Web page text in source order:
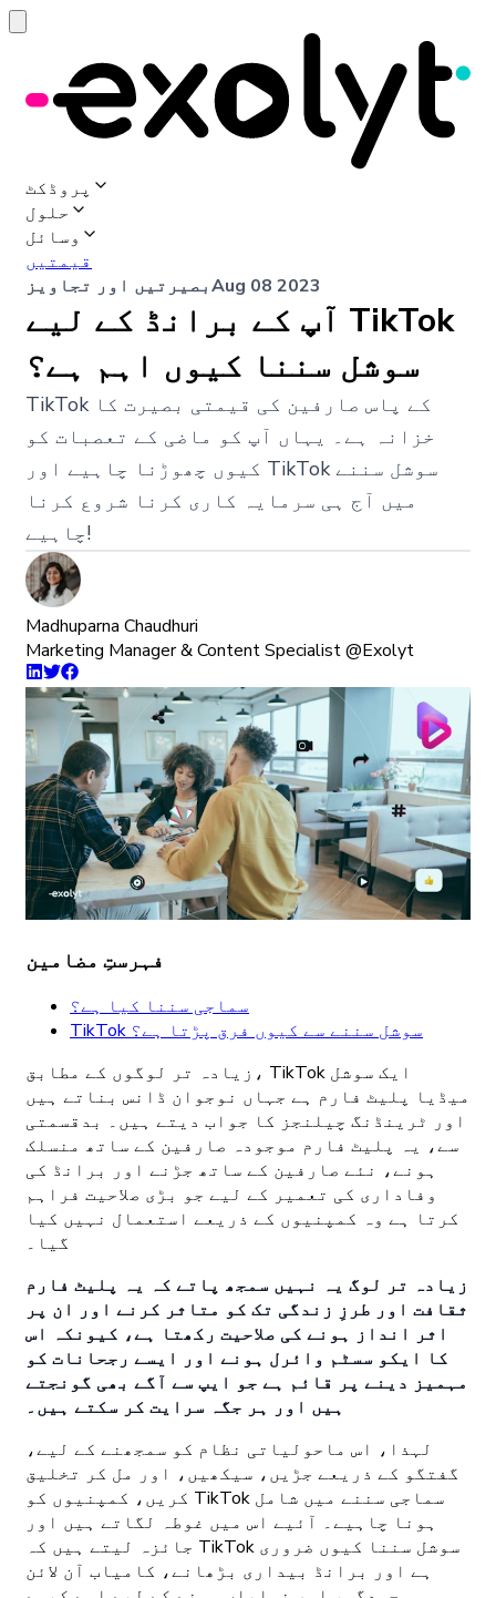
پروڈکٹ
حلول
وسائل
قیمتیں
بصیرتیں اور تجاویزAug 08 2023
آپ کے برانڈ کے لیے TikTok
سوشل سننا کیوں اہم ہے؟
TikTok کے پاس صارفین کی قیمتی بصیرت کا
خزانہ ہے۔ یہاں آپ کو ماضی کے تعصبات کو
کیوں چھوڑنا چاہیے اور TikTok سوشل سننے
میں آج ہی سرمایہ کاری کرنا شروع کرنا
چاہیے!
Madhuparna Chaudhuri
Marketing Manager & Content Specialist @Exolyt
فہرستِ مضامین
سماجی سننا کیا ہے؟
TikTok سوشل سننے سے کیوں فرق پڑتا ہے؟
زیادہ تر لوگوں کے مطابق، TikTok ایک سوشل
میڈیا پلیٹ فارم ہے جہاں نوجوان ڈانس بناتے ہیں
اور ٹرینڈنگ چیلنجز کا جواب دیتے ہیں۔ بدقسمتی
سے، یہ پلیٹ فارم موجودہ صارفین کے ساتھ منسلک
ہونے، نئے صارفین کے ساتھ جڑنے اور برانڈ کی
وفاداری کی تعمیر کے لیے جو بڑی صلاحیت فراہم
کرتا ہے وہ کمپنیوں کے ذریعے استعمال نہیں کیا
گیا۔
زیادہ تر لوگ یہ نہیں سمجھ پاتے کہ یہ پلیٹ فارم
ثقافت اور طرزِ زندگی تک کو متاثر کرنے اور ان پر
اثر انداز ہونے کی صلاحیت رکھتا ہے، کیونکہ اس
کا ایکو سسٹم وائرل ہونے اور ایسے رجحانات کو
مہمیز دینے پر قائم ہے جو ایپ سے آگے بھی گونجتے
ہیں اور ہر جگہ سرایت کر سکتے ہیں۔
لہذا، اس ماحولیاتی نظام کو سمجھنے کے لیے،
گفتگو کے ذریعے جڑیں، سیکھیں، اور مل کر تخلیق
کریں، کمپنیوں کو TikTok سماجی سننے میں شامل
ہونا چاہیے۔ آئیے اس میں غوطہ لگاتے ہیں اور
جائزہ لیتے ہیں کہ TikTok سوشل سننا کیوں ضروری
ہے اور برانڈ بیداری بڑھانے، کامیاب آن لائن